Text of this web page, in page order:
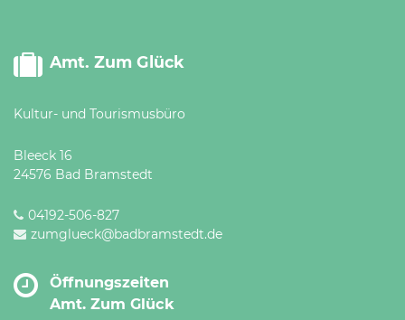
Amt. Zum Glück
Kultur- und Tourismusbüro
Bleeck 16
24576 Bad Bramstedt
04192-506-827
zumglueck@badbramstedt.de
Öffnungszeiten
Amt. Zum Glück